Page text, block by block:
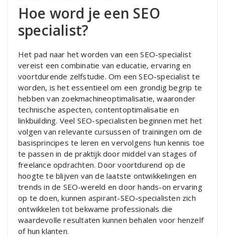
Hoe word je een SEO
specialist?
Het pad naar het worden van een SEO-specialist
vereist een combinatie van educatie, ervaring en
voortdurende zelfstudie. Om een ​​SEO-specialist te
worden, is het essentieel om een ​​grondig begrip te
hebben van zoekmachineoptimalisatie, waaronder
technische aspecten, contentoptimalisatie en
linkbuilding. Veel SEO-specialisten beginnen met het
volgen van relevante cursussen of trainingen om de
basisprincipes te leren en vervolgens hun kennis toe
te passen in de praktijk door middel van stages of
freelance opdrachten. Door voortdurend op de
hoogte te blijven van de laatste ontwikkelingen en
trends in de SEO-wereld en door hands-on ervaring
op te doen, kunnen aspirant-SEO-specialisten zich
ontwikkelen tot bekwame professionals die
waardevolle resultaten kunnen behalen voor henzelf
of hun klanten.